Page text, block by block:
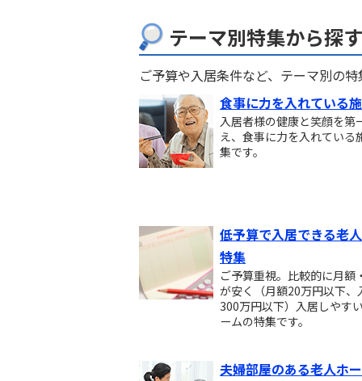
テーマ別特集から探す
ご予算や入居条件など、テーマ別の
食事に力を入れている
入居者様の健康と笑顔を第
え、食事に力を入れている
集です。
低予算で入居できる老
特集
ご予算重視。比較的に月額
が安く（月額20万円以下、
300万円以下）入居しやす
ームの特集です。
夫婦部屋のある老人ホ